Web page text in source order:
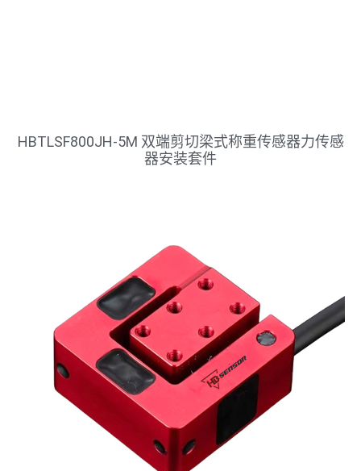
HBTLSF800JH-5M 双端剪切梁式称重传感器力传感
器安装套件